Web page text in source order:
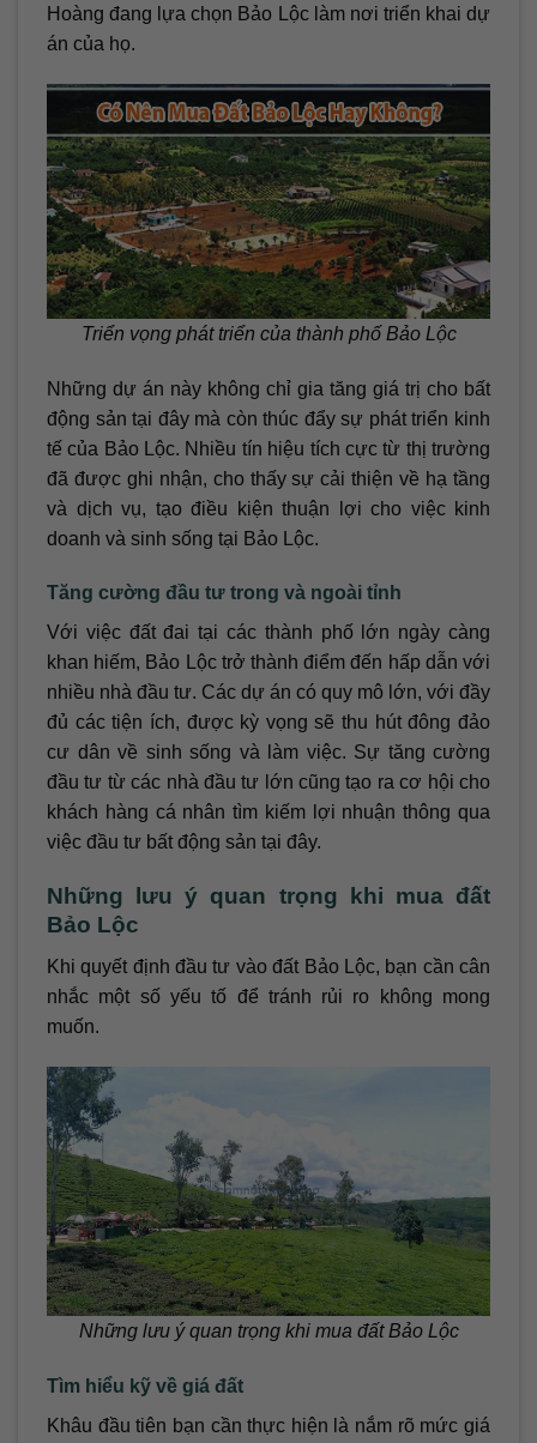
Hoàng đang lựa chọn Bảo Lộc làm nơi triển khai dự
án của họ.
Triển vọng phát triển của thành phố Bảo Lộc
Những dự án này không chỉ gia tăng giá trị cho bất
động sản tại đây mà còn thúc đẩy sự phát triển kinh
tế của Bảo Lộc. Nhiều tín hiệu tích cực từ thị trường
đã được ghi nhận, cho thấy sự cải thiện về hạ tầng
và dịch vụ, tạo điều kiện thuận lợi cho việc kinh
doanh và sinh sống tại Bảo Lộc.
Tăng cường đầu tư trong và ngoài tỉnh
Với việc đất đai tại các thành phố lớn ngày càng
khan hiếm, Bảo Lộc trở thành điểm đến hấp dẫn với
nhiều nhà đầu tư. Các dự án có quy mô lớn, với đầy
đủ các tiện ích, được kỳ vọng sẽ thu hút đông đảo
cư dân về sinh sống và làm việc. Sự tăng cường
đầu tư từ các nhà đầu tư lớn cũng tạo ra cơ hội cho
khách hàng cá nhân tìm kiếm lợi nhuận thông qua
việc đầu tư bất động sản tại đây.
Những lưu ý quan trọng khi mua đất
Bảo Lộc
Khi quyết định đầu tư vào đất Bảo Lộc, bạn cần cân
nhắc một số yếu tố để tránh rủi ro không mong
muốn.
Những lưu ý quan trọng khi mua đất Bảo Lộc
Tìm hiểu kỹ về giá đất
Khâu đầu tiên bạn cần thực hiện là nắm rõ mức giá